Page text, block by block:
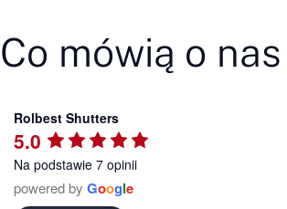
Co mówią o
Rolbest Shutters
5.0
Na podstawie 7 opinii
powered by Google
a year ago
Współpraca z nimi to czysta przyjemność
🙂